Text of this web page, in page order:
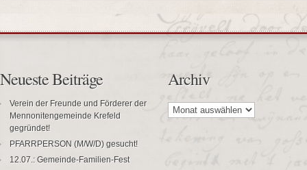
Neueste Beiträge
Verein der Freunde und Förderer der
Mennonitengemeinde Krefeld
gegründet!
PFARRPERSON (M/W/D) gesucht!
12.07.: Gemeinde-Familien-Fest
Archiv
Archiv